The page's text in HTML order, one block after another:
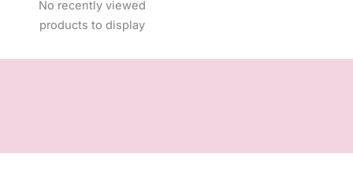
No recently viewed
products to display